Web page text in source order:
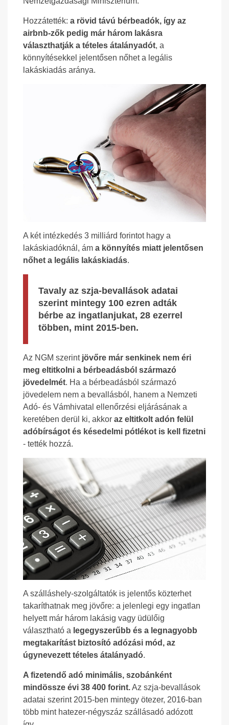
Hozzátették: a rövid távú bérbeadók, így az
airbnb-zők pedig már három lakásra
választhatják a tételes átalányadót, a
könnyítésekkel jelentősen nőhet a legális
lakáskiadás aránya.
A két intézkedés 3 milliárd forintot hagy a
lakáskiadóknál, ám a könnyítés miatt jelentősen
nőhet a legális lakáskiadás.
Tavaly az szja-bevallások adatai
szerint mintegy 100 ezren adták
bérbe az ingatlanjukat, 28 ezerrel
többen, mint 2015-ben.
Az NGM szerint jövőre már senkinek nem éri
meg eltitkolni a bérbeadásból származó
jövedelmét. Ha a bérbeadásból származó
jövedelem nem a bevallásból, hanem a Nemzeti
Adó- és Vámhivatal ellenőrzési eljárásának a
keretében derül ki, akkor az eltitkolt adón felül
adóbírságot és késedelmi pótlékot is kell fizetni
- tették hozzá.
A szálláshely-szolgáltatók is jelentős közterhet
takaríthatnak meg jövőre: a jelenlegi egy ingatlan
helyett már három lakásig vagy üdülőig
választható a legegyszerűbb és a legnagyobb
megtakarítást biztosító adózási mód, az
úgynevezett tételes átalányadó.
A fizetendő adó minimális, szobánként
mindössze évi 38 400 forint.Az szja-bevallások
adatai szerint 2015-ben mintegy ötezer, 2016-ban
több mint hatezer-négyszáz szállásadó adózott